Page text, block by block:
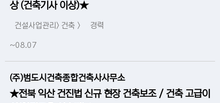
상 (건축기사 이상)★
건설사업관리> 건축 > 경력
~08.07
(주)범도시건축종합건축사사무소
★전북 익산 건진법 신규 현장 건축보조 / 건축 고급이